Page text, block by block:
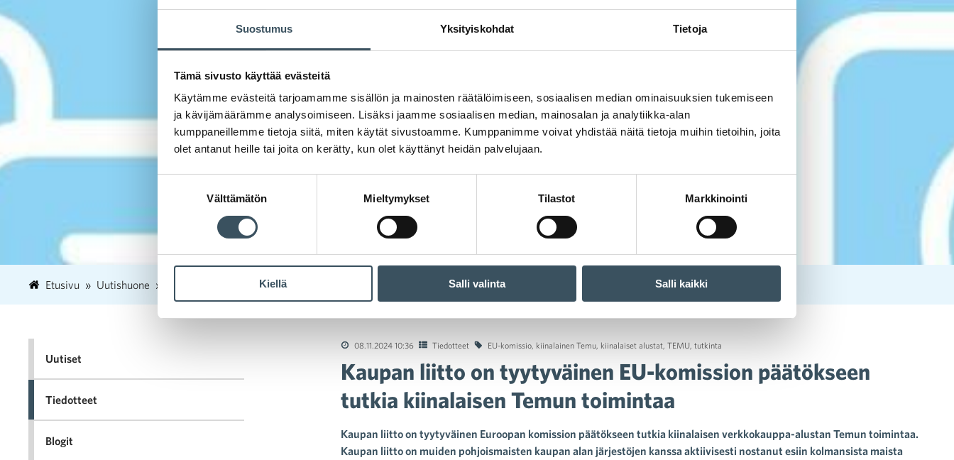
Suostumus Yksityiskohdat Tietoja
Tämä sivusto käyttää evästeitä
Käytämme evästeitä tarjoamamme sisällön ja mainosten räätälöimiseen, sosiaalisen median ominaisuuksien tukemiseen
ja kävijämäärämme analysoimiseen. Lisäksi jaamme sosiaalisen median, mainosalan ja analytiikka-alan
kumppaneillemme tietoja siitä, miten käytät sivustoamme. Kumppanimme voivat yhdistää näitä tietoja muihin tietoihin, joita
olet antanut heille tai joita on kerätty, kun olet käyttänyt heidän palvelujaan.
Välttämätön Mieltymykset Tilastot Markkinointi
Kiellä Salli valinta Salli kaikki
Etusivu Uutishuone 8 Kaupan liitto on tyytyväinen EU-komission päätökseen tutkia kiinalaisen Temun toimintaa
08.11.2024 10:36 Tiedotteet EU-komissio kiinalainen Temu kiinalaiset alustat TEMU tutkinta
Kaupan liitto on tyytyväinen EU-komission päätökseen
tutkia kiinalaisen Temun toimintaa
Kaupan liitto on tyytyväinen Euroopan komission päätökseen tutkia kiinalaisen verkkokauppa-alustan Temun toimintaa.
Kaupan liitto on muiden pohjoismaisten kaupan alan järjestöjen kanssa aktiivisesti nostanut esiin kolmansista maista
Uutiset
Tiedotteet
Blogit